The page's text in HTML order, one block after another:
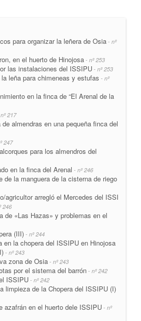
para organizar la leñera de Osia - nº
en el huerto de Hinojosa - nº 253
las instalaciones del ISSIPU - nº 253
leña para chimeneas y estufas - nº
en la finca de “El Arenal de la
217
almendras en una pequeña finca del
247
para los almendros del
en la finca del Arenal - nº 246
de la manguera de la cisterna de riego
agricultor arregló el Mercedes del ISSI
246
de «Las Hazas» y problemas en el
(III) - nº 244
en la chopera del ISSIPU en Hinojosa
- nº 243
zona de Osia - nº 243
por el sistema del barrón - nº 242
ISSIPU- nº 242
limpieza de la Chopera del ISSIPU (I)
azafrán en el huerto dele ISSIPU - nº